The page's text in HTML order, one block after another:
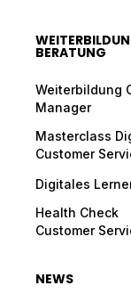
BERATUNG
Weiterbildung
Manager
Masterclass
Customer
Digitales
Health Check
Customer
NEWS